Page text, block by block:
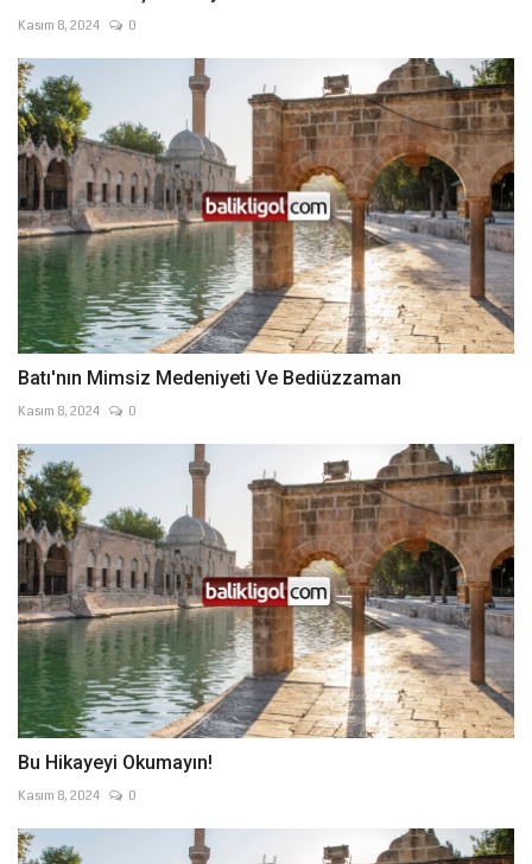
Kasım 8, 2024 0
Batı'nın Mimsiz Medeniyeti Ve Bediüzzaman
Kasım 8, 2024 0
Bu Hikayeyi Okumayın!
Kasım 8, 2024 0